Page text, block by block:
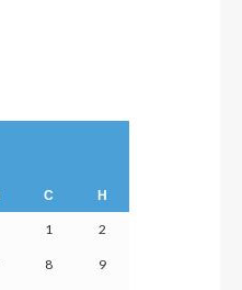
С Н
1 2
8 9